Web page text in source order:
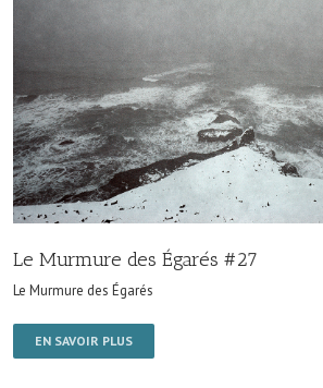
Le Murmure des Égarés #27
Le Murmure des Égarés
EN SAVOIR PLUS